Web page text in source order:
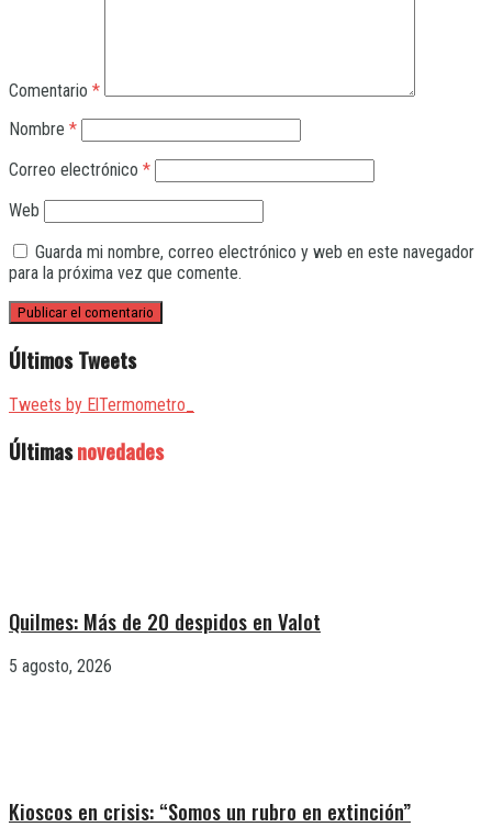
Comentario *
Nombre *
Correo electrónico *
Web
Guarda mi nombre, correo electrónico y web en este navegador
para la próxima vez que comente.
Últimos Tweets
Tweets by ElTermometro_
Últimasnovedades
Quilmes: Más de 20 despidos en Valot
5 agosto, 2026
Kioscos en crisis: “Somos un rubro en extinción”